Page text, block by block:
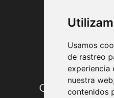
Usamos
de rastreo
experiencia
nuestra
contenidos
Condiciones